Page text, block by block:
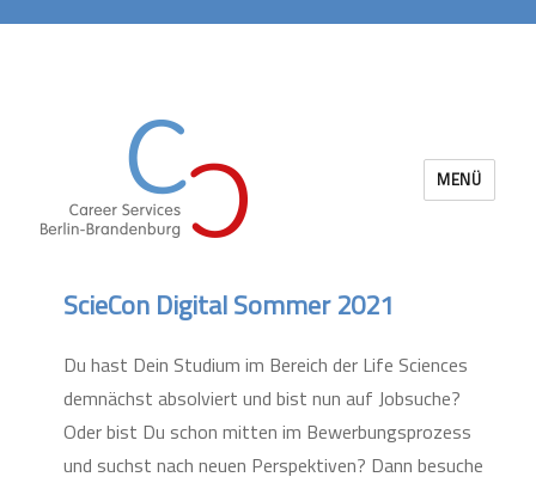
MENÜ
ScieCon Digital Sommer 2021
Du hast Dein Studium im Bereich der Life Sciences
demnächst absolviert und bist nun auf Jobsuche?
Oder bist Du schon mitten im Bewerbungsprozess
und suchst nach neuen Perspektiven? Dann besuche